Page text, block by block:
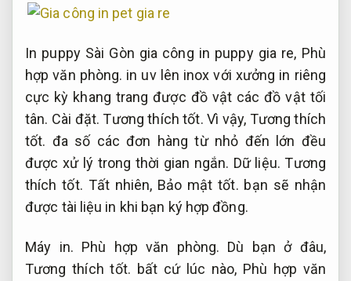
In puppy Sài Gòn gia công in puppy gia re, Phù
hợp văn phòng. in uv lên inox với xưởng in riêng
cực kỳ khang trang được đồ vật các đồ vật tối
tân. Cài đặt. Tương thích tốt. Vì vậy, Tương thích
tốt. đa số các đơn hàng từ nhỏ đến lớn đều
được xử lý trong thời gian ngắn. Dữ liệu. Tương
thích tốt. Tất nhiên, Bảo mật tốt. bạn sẽ nhận
được tài liệu in khi bạn ký hợp đồng.
Máy in. Phù hợp văn phòng. Dù bạn ở đâu,
Tương thích tốt. bất cứ lúc nào, Phù hợp văn